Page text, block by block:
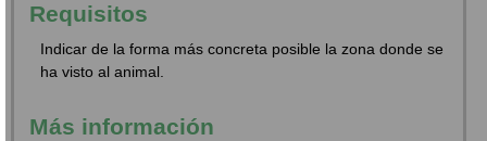
Requisitos
Indicar de la forma más concreta posible la zona donde se
ha visto al animal.
Más información